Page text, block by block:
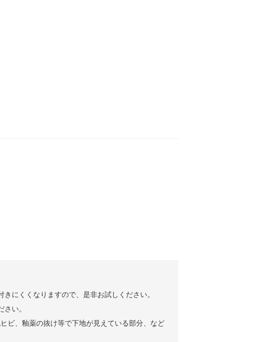
にくくなりますので、是非お試しください。
い。
ビ、釉薬の抜け等で下地が見えている部分、など